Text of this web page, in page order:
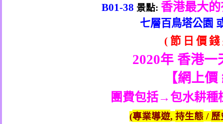
B01-38 景點: 香港最大
七層百鳥塔公園
( 節 日 價錢
2020年 香港一
【網上價
團費包括→包水耕種
(專業導遊, 持生態 /